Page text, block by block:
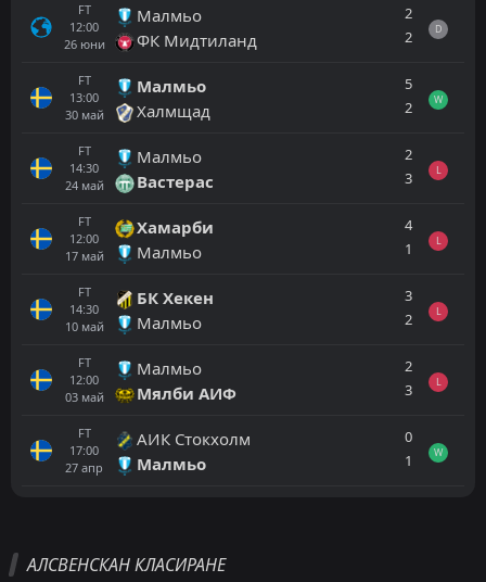
FT
12:00
26 юни
Малмьо
ФК Мидтиланд
2
2
D
FT
13:00
30 май
Малмьо
Халмщад
5
2
W
FT
14:30
24 май
Малмьо
Вастерас
2
3
L
FT
12:00
17 май
Хамарби
Малмьо
4
1
L
FT
14:30
10 май
БК Хекен
Малмьо
3
2
L
FT
12:00
03 май
Малмьо
Мялби АИФ
2
3
L
FT
17:00
27 апр
АИК Стокхолм
Малмьо
0
1
W
АЛСВЕНСКАН КЛАСИРАНЕ